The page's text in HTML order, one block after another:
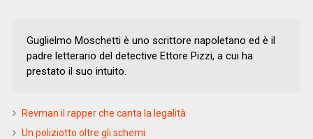
Guglielmo Moschetti è uno scrittore napoletano ed è il
padre letterario del detective Ettore Pizzi, a cui ha
prestato il suo intuito.
Revman il rapper che canta la legalità
Un poliziotto oltre gli schemi